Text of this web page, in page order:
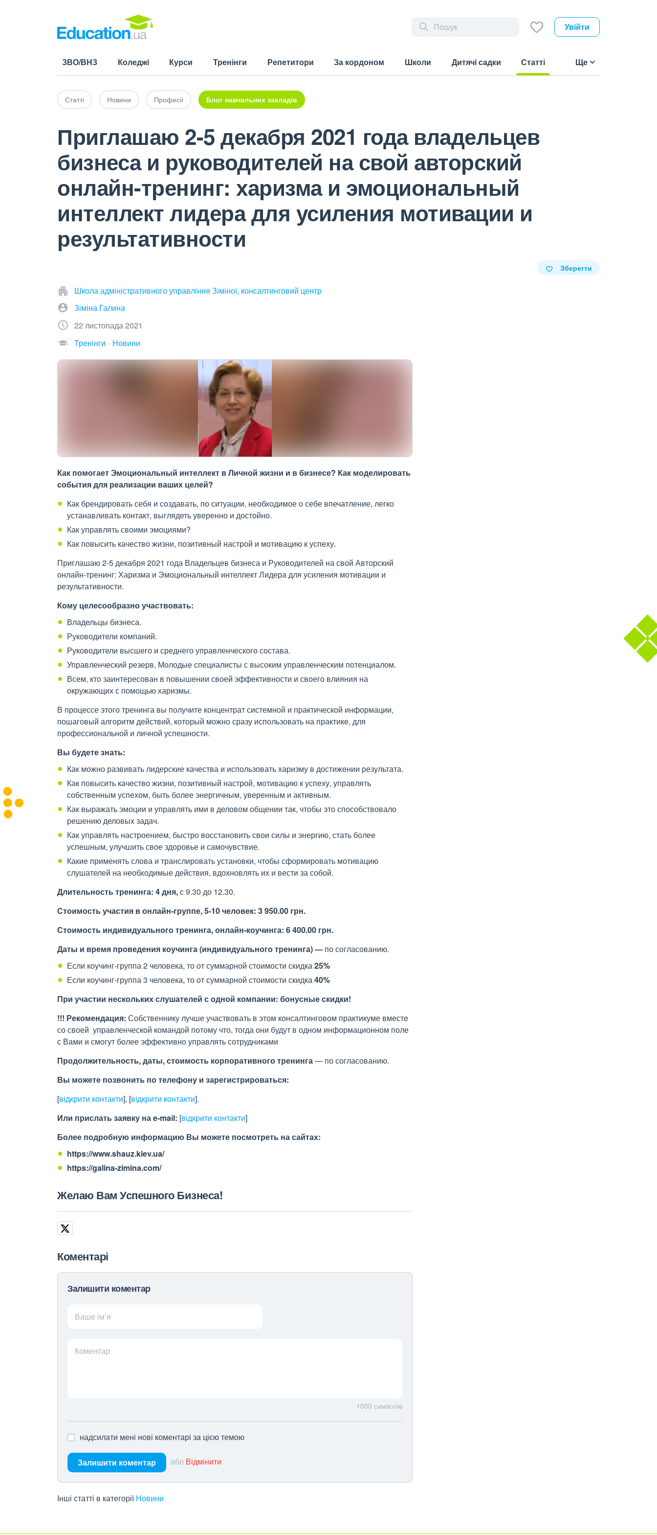
Увійти
ЗВО/ВНЗ Коледжі Курси Тренінги Репетитори За кордоном Школи Дитячі садки
Статті
Ще
Статті Новини Професії Блог навчальних закладів
Приглашаю 2-5 декабря 2021 года владельцев
бизнеса и руководителей на свой авторский
онлайн-тренинг: харизма и эмоциональный
интеллект лидера для усиления мотивации и
результативности
Зберегти
Школа адміністративного управління Зіміної, консалтинговий центр
Зіміна Галина
22 листопада 2021
Тренінги
Новини
Как помогает Эмоциональный интеллект в Личной жизни и в бизнесе? Как моделировать
события для реализации ваших целей?
Как брендировать себя и создавать, по ситуации, необходимое о себе впечатление, легко
устанавливать контакт, выглядеть уверенно и достойно.
Как управлять своими эмоциями?
Как повысить качество жизни, позитивный настрой и мотивацию к успеху.
Приглашаю 2-5 декабря 2021 года Владельцев бизнеса и Руководителей на свой Авторский
онлайн-тренинг: Харизма и Эмоциональный интеллект Лидера для усиления мотивации и
результативности.
Кому целесообразно участвовать:
Владельцы бизнеса.
Руководители компаний.
Руководители высшего и среднего управленческого состава.
Управленческий резерв, Молодые специалисты с высоким управленческим потенциалом.
Всем, кто заинтересован в повышении своей эффективности и своего влияния на
окружающих с помощью харизмы.
В процессе этого тренинга вы получите концентрат системной и практической информации,
пошаговый алгоритм действий, который можно сразу использовать на практике, для
профессиональной и личной успешности.
Вы будете знать:
Как можно развивать лидерские качества и использовать харизму в достижении результата.
Как повысить качество жизни, позитивный настрой, мотивацию к успеху, управлять
собственным успехом, быть более энергичным, уверенным и активным.
Как выражать эмоции и управлять ими в деловом общении так, чтобы это способствовало
решению деловых задач.
Как управлять настроением, быстро восстановить свои силы и энергию, стать более
успешным, улучшить свое здоровье и самочувствие.
Какие применять слова и транслировать установки, чтобы сформировать мотивацию
слушателей на необходимые действия, вдохновлять их и вести за собой.
Длительность тренинга: 4 дня,с 9.30 до 12.30.
Стоимость участия в онлайн-группе, 5-10 человек: 3 950.00 грн.
Стоимость индивидуального тренинга, онлайн-коучинга: 6 400.00 грн.
Даты и время проведения коучинга (индивидуального тренинга) — по согласованию.
Если коучинг-группа 2 человека, то от суммарной стоимости скидка25%
Если коучинг-группа 3 человека, то от суммарной стоимости скидка40%
При участии нескольких слушателей с одной компании: бонусные скидки!
!!! Рекомендация: Собственнику лучше участвовать в этом консалтинговом практикуме вместе
со своей управленческой командой потому что, тогда они будут в одном информационном поле
с Вами и смогут более эффективно управлять сотрудниками
Продолжительность, даты, стоимость корпоративноготренинга— по согласованию.
Вы можете позвонить по телефону и зарегистрироваться:
[відкрити контакти], [відкрити контакти].
Или прислать заявку на e-maіl: [відкрити контакти]
Более подробную информацию Вы можете посмотреть на сайтах:
https://www.shauz.kiev.ua/
https://galina-zimina.com/
Желаю Вам Успешного Бизнеса!
Коментарі
Залишити коментар
Ваше ім’я
Коментар
1000 символів
надсилати мені нові коментарі за цією темою
Залишити коментар або Відмінити
Інші статті в категорії Новини